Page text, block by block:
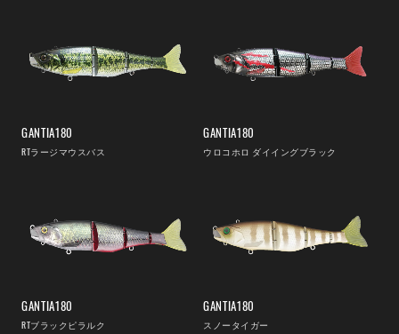
GANTIA180
RTラージマウスバス
GANTIA180
ウロコホロ ダイイングブラック
GANTIA180
RTブラックピラルク
GANTIA180
スノータイガー